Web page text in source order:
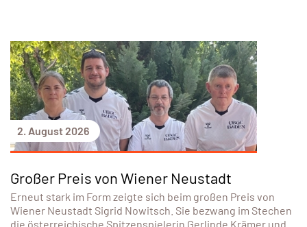
2. August 2026
Großer Preis von Wiener Neustadt
Erneut stark im Form zeigte sich beim großen Preis von
Wiener Neustadt Sigrid Nowitsch. Sie bezwang im Stechen
die österreichische Spitzenspielerin Gerlinde Krämer und